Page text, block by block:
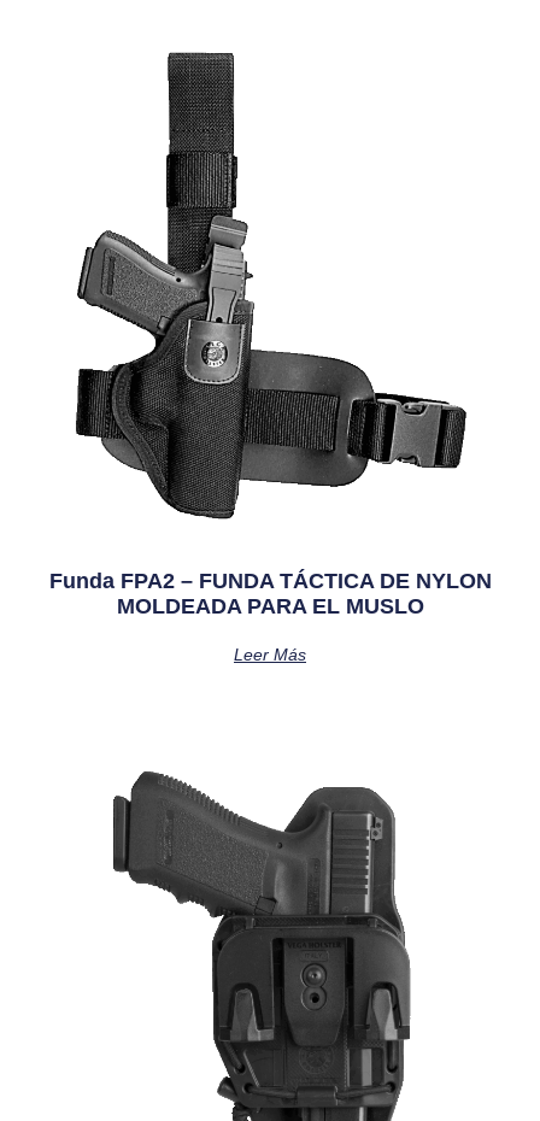
Funda FPA2 – FUNDA TÁCTICA DE NYLON
MOLDEADA PARA EL MUSLO
Leer Más